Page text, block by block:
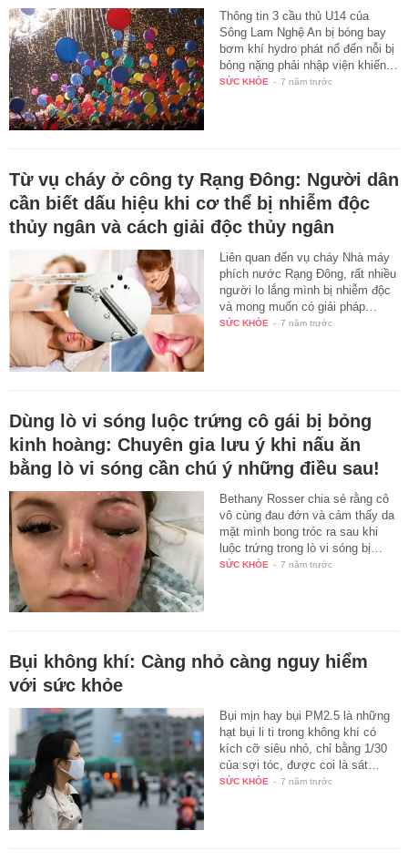
Thông tin 3 cầu thủ U14 của
Sông Lam Nghệ An bị bóng bay
bơm khí hydro phát nổ đến nỗi bị
bỏng nặng phải nhập viện khiến…
SỨC KHỎE - 7 năm trước
Từ vụ cháy ở công ty Rạng Đông: Người dân
cần biết dấu hiệu khi cơ thể bị nhiễm độc
thủy ngân và cách giải độc thủy ngân
Liên quan đến vụ cháy Nhà máy
phích nước Rạng Đông, rất nhiều
người lo lắng mình bị nhiễm độc
và mong muốn có giải pháp…
SỨC KHỎE - 7 năm trước
Dùng lò vi sóng luộc trứng cô gái bị bỏng
kinh hoàng: Chuyên gia lưu ý khi nấu ăn
bằng lò vi sóng cần chú ý những điều sau!
Bethany Rosser chia sẻ rằng cô
vô cùng đau đớn và cảm thấy da
mặt mình bong tróc ra sau khi
luộc trứng trong lò vi sóng bị…
SỨC KHỎE - 7 năm trước
Bụi không khí: Càng nhỏ càng nguy hiểm
với sức khỏe
Bụi mịn hay bụi PM2.5 là những
hạt bụi li ti trong không khí có
kích cỡ siêu nhỏ, chỉ bằng 1/30
của sợi tóc, được coi là sát…
SỨC KHỎE - 7 năm trước